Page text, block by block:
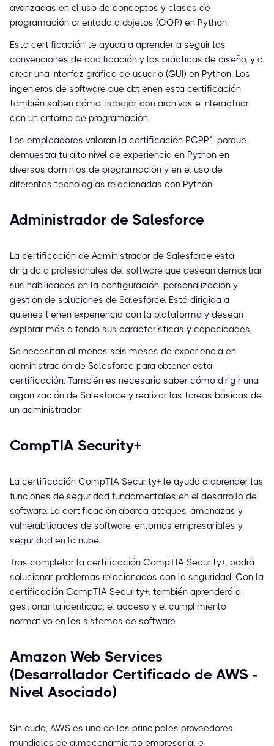
avanzadas en el uso de conceptos y clases de
programación orientada a objetos (OOP) en Python.
Esta certificación te ayuda a aprender a seguir las
convenciones de codificación y las prácticas de diseño, y a
crear una interfaz gráfica de usuario (GUI) en Python. Los
ingenieros de software que obtienen esta certificación
también saben cómo trabajar con archivos e interactuar
con un entorno de programación.
Los empleadores valoran la certificación PCPP1 porque
demuestra tu alto nivel de experiencia en Python en
diversos dominios de programación y en el uso de
diferentes tecnologías relacionadas con Python.
Administrador de Salesforce
La certificación de Administrador de Salesforce está
dirigida a profesionales del software que desean demostrar
sus habilidades en la configuración, personalización y
gestión de soluciones de Salesforce. Está dirigida a
quienes tienen experiencia con la plataforma y desean
explorar más a fondo sus características y capacidades.
Se necesitan al menos seis meses de experiencia en
administración de Salesforce para obtener esta
certificación. También es necesario saber cómo dirigir una
organización de Salesforce y realizar las tareas básicas de
un administrador.
CompTIA Security+
La certificación CompTIA Security+ le ayuda a aprender las
funciones de seguridad fundamentales en el desarrollo de
software. La certificación abarca ataques, amenazas y
vulnerabilidades de software, entornos empresariales y
seguridad en la nube.
Tras completar la certificación CompTIA Security+, podrá
solucionar problemas relacionados con la seguridad. Con la
certificación CompTIA Security+, también aprenderá a
gestionar la identidad, el acceso y el cumplimiento
normativo en los sistemas de software.
Amazon Web Services
(Desarrollador Certificado de AWS -
Nivel Asociado)
Sin duda, AWS es uno de los principales proveedores
mundiales de almacenamiento empresarial e